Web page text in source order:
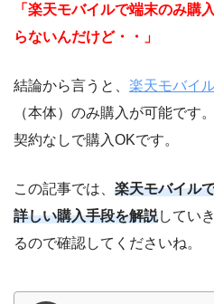
「楽天モバイルで端末のみ購
らないんだけど・・」
結論から言うと、 楽天モバイ
（本体）のみ購入が可能です
契約なしで購入OKです。
この記事では、 楽天モバイル
詳しい購入手段を解説してい
るので確認してくださいね。